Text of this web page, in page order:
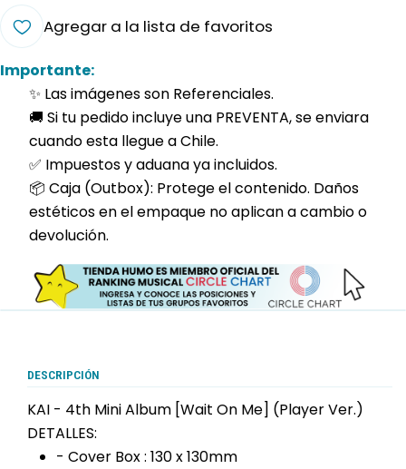
Agregar a la lista de favoritos
Importante:
✨ Las imágenes son Referenciales.
🚚 Si tu pedido incluye una PREVENTA, se enviara
cuando esta llegue a Chile.
✅ Impuestos y aduana ya incluidos.
📦 Caja (Outbox): Protege el contenido. Daños
estéticos en el empaque no aplican a cambio o
devolución.
DESCRIPCIÓN
KAI - 4th Mini Album [Wait On Me] (Player Ver.)
DETALLES:
- Cover Box : 130 x 130mm